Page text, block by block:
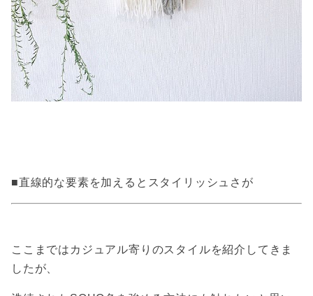
■直線的な要素を加えるとスタイリッシュさが
ここまではカジュアル寄りのスタイルを紹介してきま
したが、